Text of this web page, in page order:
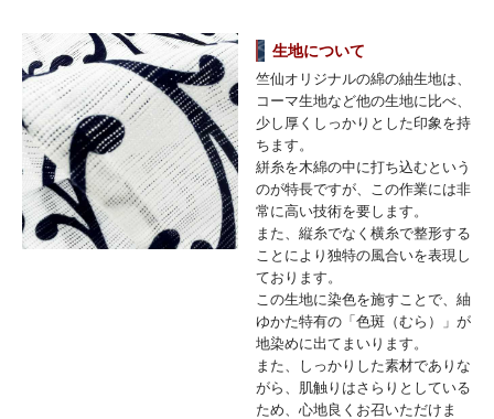
生地について
竺仙オリジナルの綿の紬生地は、
コーマ生地など他の生地に比べ、
少し厚くしっかりとした印象を持
ちます。
絣糸を木綿の中に打ち込むという
のが特長ですが、この作業には非
常に高い技術を要します。
また、縦糸でなく横糸で整形する
ことにより独特の風合いを表現し
ております。
この生地に染色を施すことで、紬
ゆかた特有の「色斑（むら）」が
地染めに出てまいります。
また、しっかりした素材でありな
がら、肌触りはさらりとしている
ため、心地良くお召いただけま